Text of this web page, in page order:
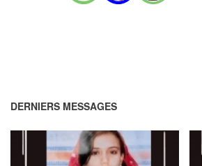
DERNIERS MESSAGES